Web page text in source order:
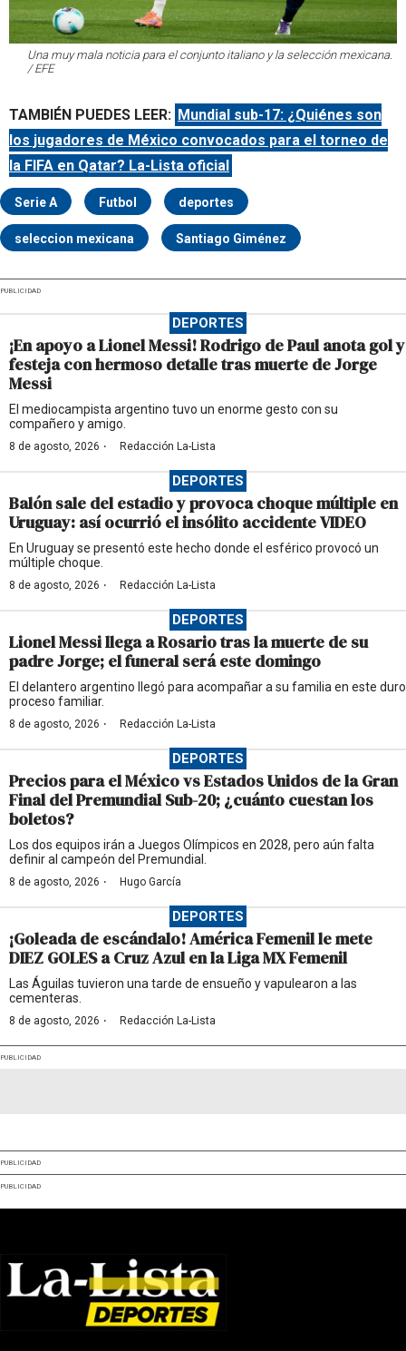
Una muy mala noticia para el conjunto italiano y la selección mexicana.
/ EFE
TAMBIÉN PUEDES LEER: Mundial sub-17: ¿Quiénes son
los jugadores de México convocados para el torneo de
la FIFA en Qatar? La-Lista oficial
Serie A Futbol deportes
seleccion mexicana Santiago Giménez
PUBLICIDAD
DEPORTES
¡En apoyo a Lionel Messi! Rodrigo de Paul anota gol y
festeja con hermoso detalle tras muerte de Jorge
Messi
El mediocampista argentino tuvo un enorme gesto con su
compañero y amigo.
8 de agosto, 2026 · Redacción La-Lista
DEPORTES
Balón sale del estadio y provoca choque múltiple en
Uruguay: así ocurrió el insólito accidente VIDEO
En Uruguay se presentó este hecho donde el esférico provocó un
múltiple choque.
8 de agosto, 2026 · Redacción La-Lista
DEPORTES
Lionel Messi llega a Rosario tras la muerte de su
padre Jorge; el funeral será este domingo
El delantero argentino llegó para acompañar a su familia en este duro
proceso familiar.
8 de agosto, 2026 · Redacción La-Lista
DEPORTES
Precios para el México vs Estados Unidos de la Gran
Final del Premundial Sub-20; ¿cuánto cuestan los
boletos?
Los dos equipos irán a Juegos Olímpicos en 2028, pero aún falta
definir al campeón del Premundial.
8 de agosto, 2026 · Hugo García
DEPORTES
¡Goleada de escándalo! América Femenil le mete
DIEZ GOLES a Cruz Azul en la Liga MX Femenil
Las Águilas tuvieron una tarde de ensueño y vapulearon a las
cementeras.
8 de agosto, 2026 · Redacción La-Lista
PUBLICIDAD
PUBLICIDAD
PUBLICIDAD